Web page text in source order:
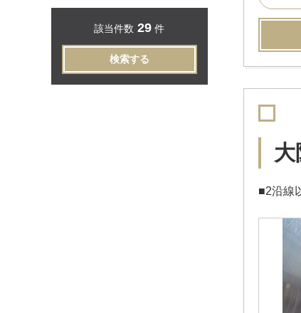
■2沿線
該当件数 29 件
検索する